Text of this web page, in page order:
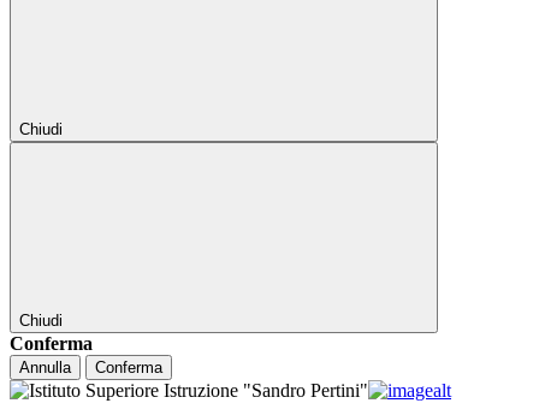
Chiudi
Chiudi
Conferma
Annulla Conferma